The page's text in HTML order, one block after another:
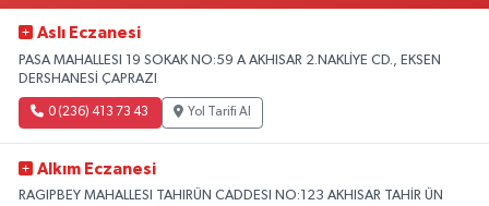
Aslı Eczanesi
PASA MAHALLESI 19 SOKAK NO:59 A AKHISAR 2.NAKLİYE CD., EKSEN
DERSHANESİ ÇAPRAZI
0 (236) 413 73 43 Yol Tarifi Al
Alkım Eczanesi
RAGIPBEY MAHALLESI TAHIRÜN CADDESI NO:123 AKHISAR TAHİR ÜN